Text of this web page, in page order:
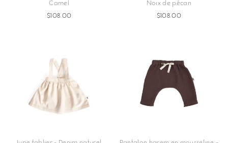
Camel
$108.00
Noix de pécan
$108.00